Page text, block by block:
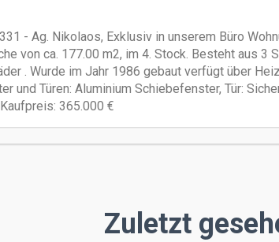
- Ag. Nikolaos, Exklusiv in unserem Büro
von ca. 177.00 m2, im 4. Stock. Besteht aus 3
. Wurde im Jahr 1986 gebaut verfügt über
und Türen: Aluminium Schiebefenster, Tür:
365.000 €
Zuletzt